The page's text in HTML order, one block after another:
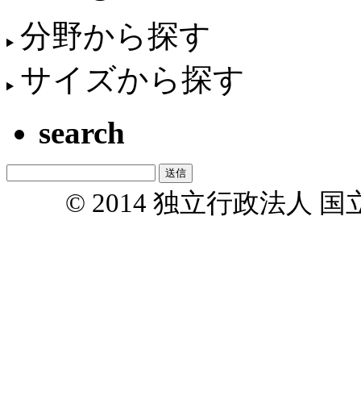
分野から探す
サイズから探す
search
© 2014 独立行政法人 国